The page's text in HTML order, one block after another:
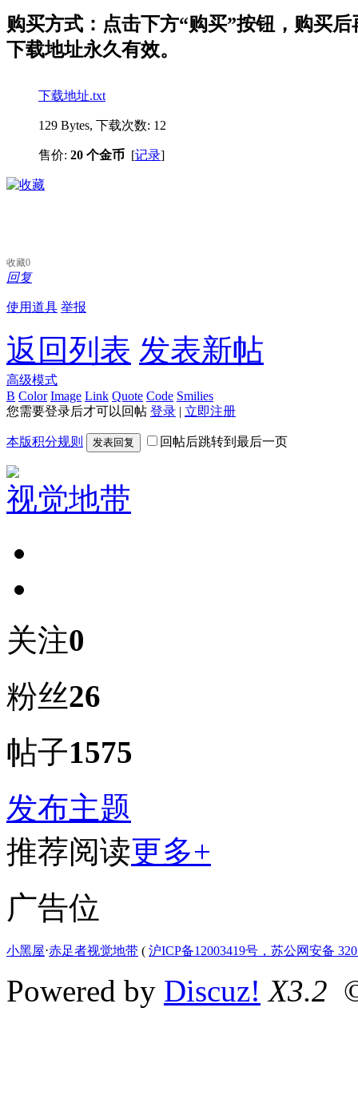
购买方式：点击下方“购买”按钮，购买
下载地址永久有效。
下载地址.txt
129 Bytes, 下载次数: 12
售价: 20 个金币 [记录]
收藏0
回复
使用道具 举报
返回列表 发表新帖
高级模式
B Color Image Link Quote Code Smilies
您需要登录后才可以回帖 登录 | 立即注册
本版积分规则 发表回复 回帖后跳转到最后一页
视觉地带
关注0
粉丝26
帖子1575
发布主题
推荐阅读更多+
广告位
小黑屋⋅赤足者视觉地带 ( 沪ICP备12003419号，苏公网安备
Powered by Discuz! X3.2